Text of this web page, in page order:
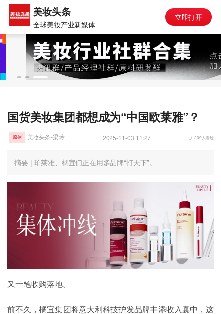
美妆头条
全球美妆产业新媒体
立即打开
国货美妆集团都想成为“中国欧莱雅”？
原创 美妆头条-梁玲 2025-11-03 11:27 1209人看过
摘要 | 珀莱雅、橘宜们正在用多品牌“打天下”。
又一笔收购落地。
前不久，橘宜集团将意大利科技护发品牌丰添收入囊中，这